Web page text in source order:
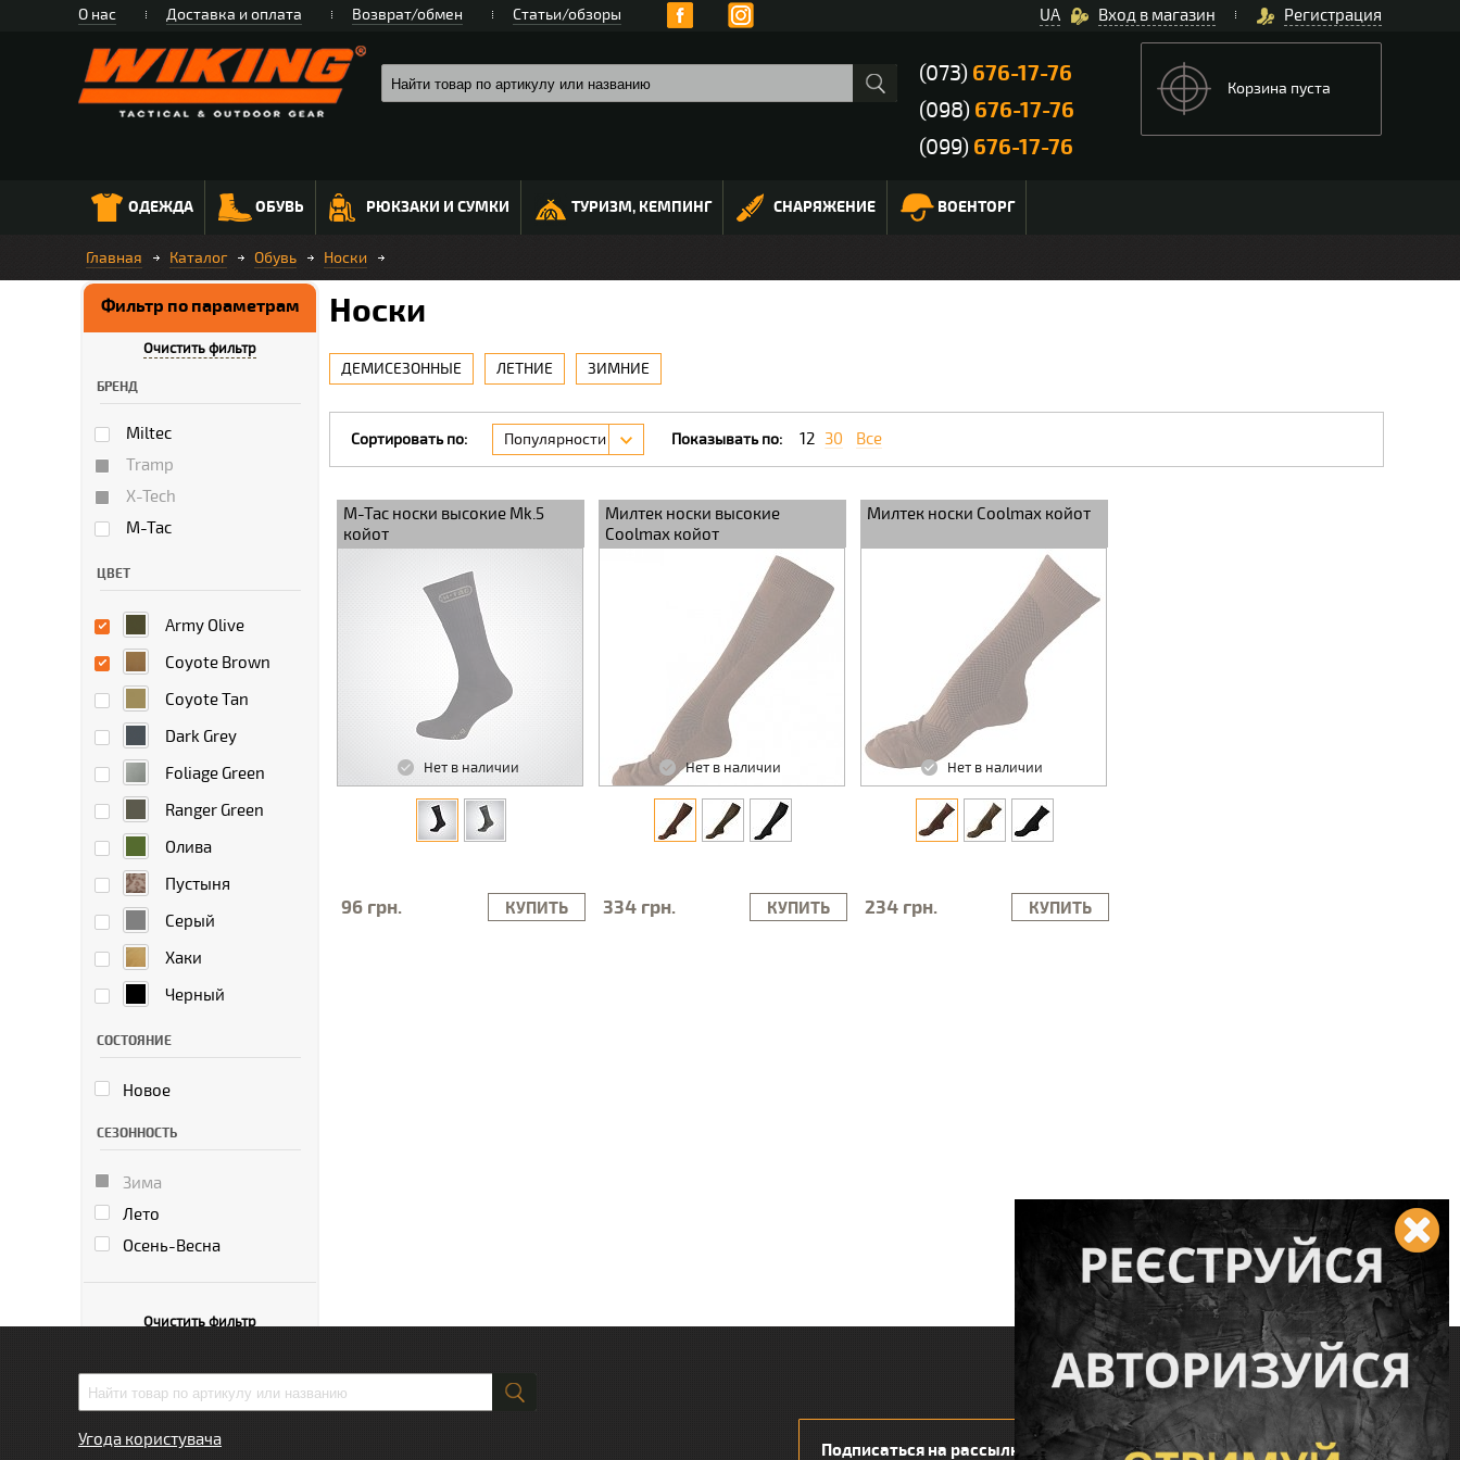
О нас Доставка и оплата Возврат/обмен Статьи/обзоры Вход в магазин Регистрация
UA
(073) 676-17-76
(098) 676-17-76
(099) 676-17-76
Корзина пуста
ОДЕЖДА ОБУВЬ РЮКЗАКИ И СУМКИ ТУРИЗМ, КЕМПИНГ СНАРЯЖЕНИЕ ВОЕНТОРГ
Главная Каталог Обувь Носки
Носки
Фильтр по параметрам
Очистить фильтр
БРЕНД
Miltec
Tramp
X-Tech
M-Tac
ЦВЕТ
Army Olive
Coyote Brown
Coyote Tan
Dark Grey
Foliage Green
Ranger Green
Олива
Пустыня
Серый
Хаки
Черный
СОСТОЯНИЕ
Новое
СЕЗОННОСТЬ
Зима
Лето
Осень-Весна
Очистить фильтр
ДЕМИСЕЗОННЫЕ ЛЕТНИЕ ЗИМНИЕ
Сортировать по: Популярности Показывать по: 12 30 Все
M-Tac носки высокие Mk.5
койот
Нет в наличии
96 грн. КУПИТЬ
Милтек носки высокие
Coolmax койот
Нет в наличии
334 грн. КУПИТЬ
Милтек носки Coolmax койот
Нет в наличии
234 грн. КУПИТЬ
Следите за нами:
Подписаться на рассылку:
Угода користувача